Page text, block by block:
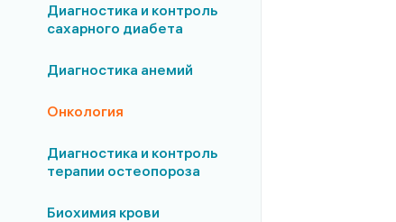
Диагностика и контроль
сахарного диабета
Диагностика анемий
Онкология
Диагностика и контроль
терапии остеопороза
Биохимия крови